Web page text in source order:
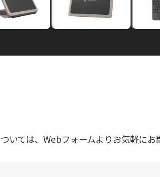
ては、Webフォームよりお気軽にお